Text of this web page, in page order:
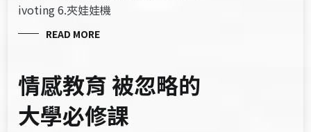
ivoting 6.夾娃娃機
READ MORE
情感教育 被忽略的
大學必修課